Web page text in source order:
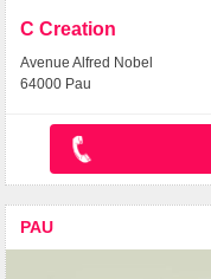
C Creation
Avenue Alfred Nobel
64000 Pau
PAU